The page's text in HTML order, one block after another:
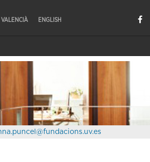
VALENCIÀ ENGLISH